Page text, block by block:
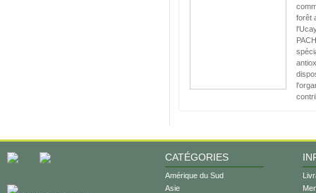
forêt
CATÉGORIES
Amérique du Sud
Asie